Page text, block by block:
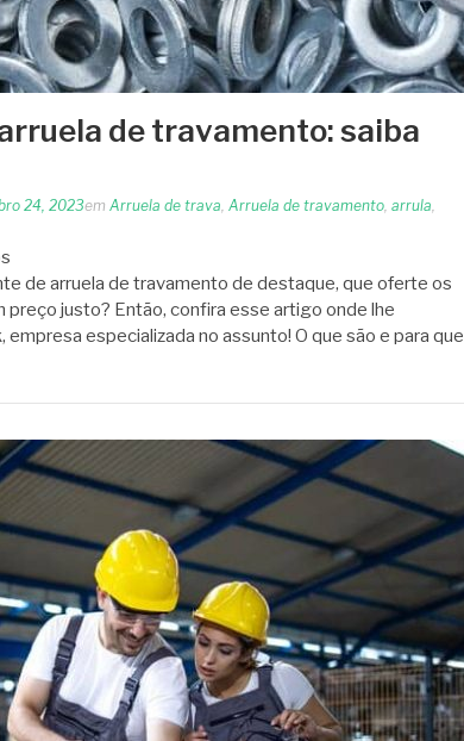
de travamento: saiba
24, 2023em Arruela de trava, Arruela de travamento, arrula,
de arruela de travamento de destaque, que oferte os
preço justo? Então, confira esse artigo onde lhe
especializada no assunto! O que são e para que